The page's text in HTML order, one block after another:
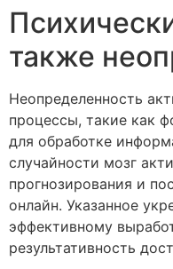
также
Неопределенность
процессы, такие как
для обработке
случайности мозг
прогнозирования и
онлайн. Указанное
эффективному
результативность